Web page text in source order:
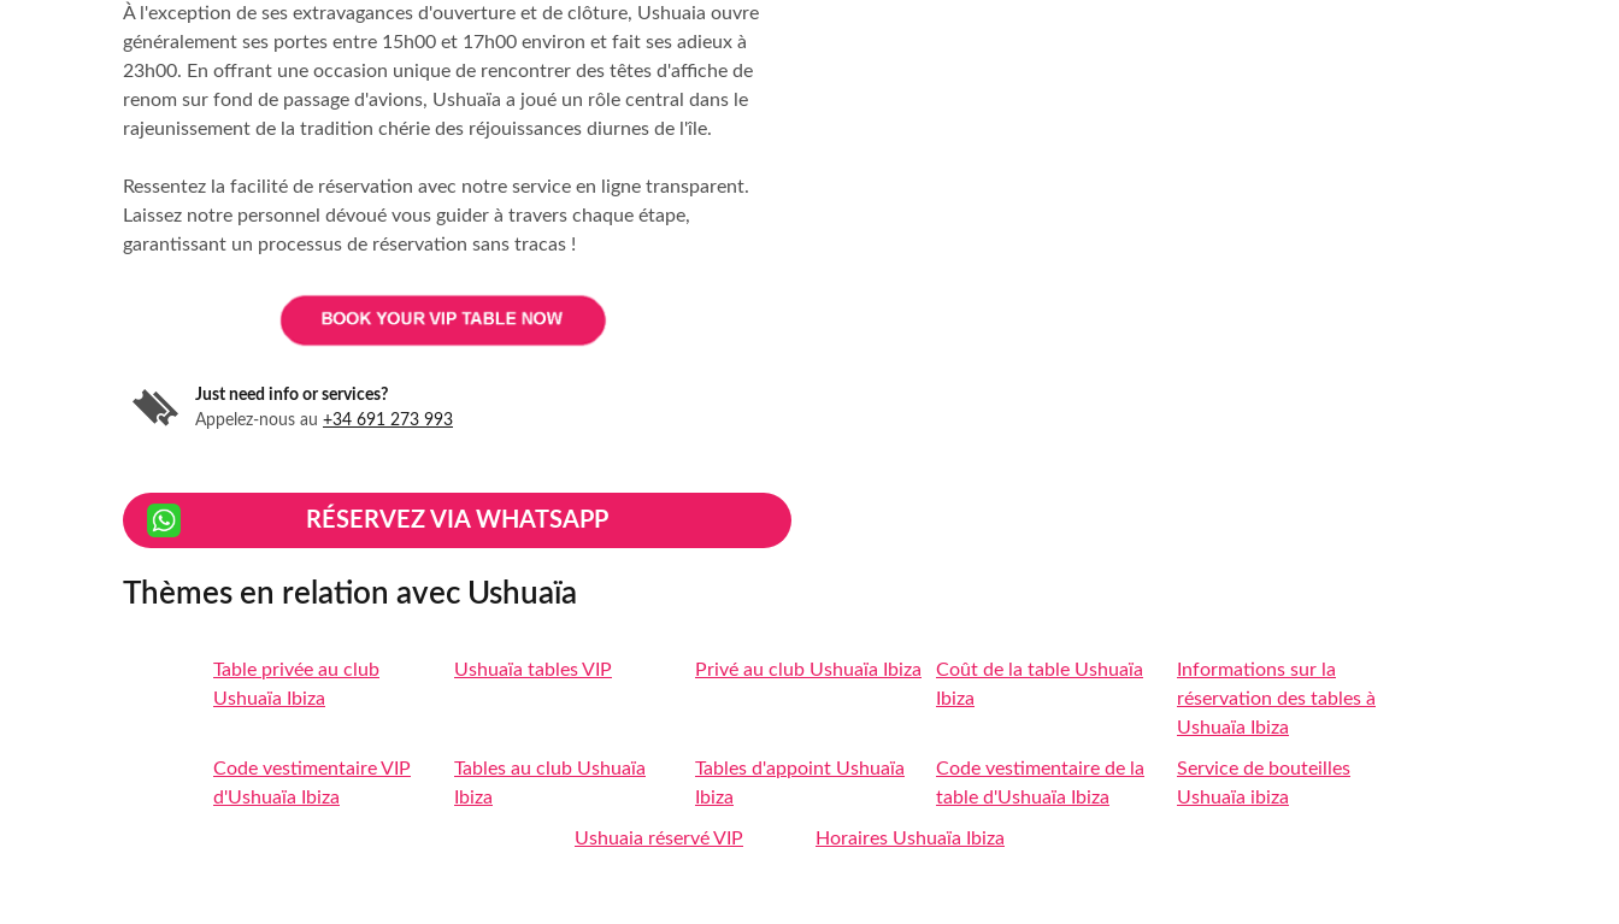
À l'exception de ses extravagances d'ouverture et de clôture, Ushuaia ouvre
généralement ses portes entre 15h00 et 17h00 environ et fait ses adieux à
23h00. En offrant une occasion unique de rencontrer des têtes d'affiche de
renom sur fond de passage d'avions, Ushuaïa a joué un rôle central dans le
rajeunissement de la tradition chérie des réjouissances diurnes de l'île.
Ressentez la facilité de réservation avec notre service en ligne transparent.
Laissez notre personnel dévoué vous guider à travers chaque étape,
garantissant un processus de réservation sans tracas !
Just need info or services?
Appelez-nous au +34 691 273 993
RÉSERVEZ VIA WHATSAPP
Thèmes en relation avec Ushuaïa
Table privée au club
Ushuaïa Ibiza
Ushuaïa tables VIP Privé au club Ushuaïa Ibiza
Coût de la table Ushuaïa
Ibiza
Informations sur la
réservation des tables à
Ushuaïa Ibiza
Code vestimentaire VIP
d'Ushuaïa Ibiza
Tables au club Ushuaïa
Ibiza
Tables d'appoint Ushuaïa
Ibiza
Code vestimentaire de la
table d'Ushuaïa Ibiza
Service de bouteilles
Ushuaïa ibiza
Ushuaia réservé VIP Horaires Ushuaïa Ibiza